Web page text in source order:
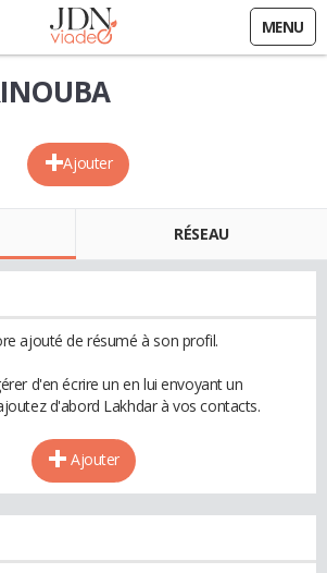
MENU
Ajouter
RÉSEAU
ajouté de résumé à son profil.
d'en écrire un en lui envoyant un
d'abord Lakhdar à vos contacts.
Ajouter